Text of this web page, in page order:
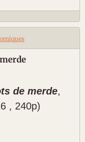
de merde,
, 240p)